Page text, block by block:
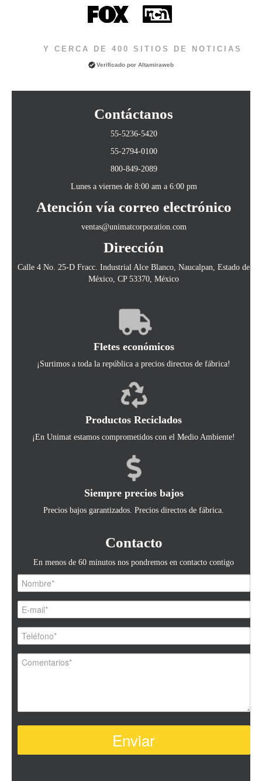
Y CERCA DE 400 SITIOS DE NOTICIAS
Verificado porAltamiraweb
Contáctanos
55-5236-5420
55-2794-0100
800-849-2089
Lunes a viernes de 8:00 am a 6:00 pm
Atención vía correo electrónico
ventas@unimatcorporation.com
Dirección
Calle 4 No. 25-D Fracc. Industrial Alce Blanco, Naucalpan, Estado de
México, CP 53370, México
Fletes económicos
¡Surtimos a toda la república a precios directos de fábrica!
Productos Reciclados
¡En Unimat estamos comprometidos con el Medio Ambiente!
Siempre precios bajos
Precios bajos garantizados. Precios directos de fábrica.
Contacto
En menos de 60 minutos nos pondremos en contacto contigo